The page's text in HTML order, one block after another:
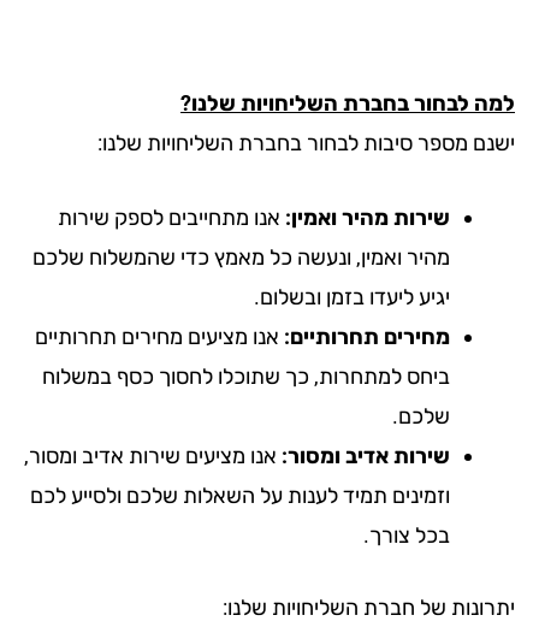
לבחור בחברת השליחויות שלנו?
מספר סיבות לבחור בחברת השליחויות שלנו:
שירות מהיר ואמין:אנו מתחייבים לספק שירות
מהיר ואמין, ונעשה כל מאמץ כדי שהמשלוח שלכם
יגיע ליעדו בזמן ובשלום.
מחירים תחרותיים:אנו מציעים מחירים תחרותיים
ביחס למתחרות, כך שתוכלו לחסוך כסף במשלוח
שלכם.
שירות אדיב ומסור:אנו מציעים שירות אדיב ומסור,
וזמינים תמיד לענות על השאלות שלכם ולסייע לכם
בכל צורך.
של חברת השליחויות שלנו: